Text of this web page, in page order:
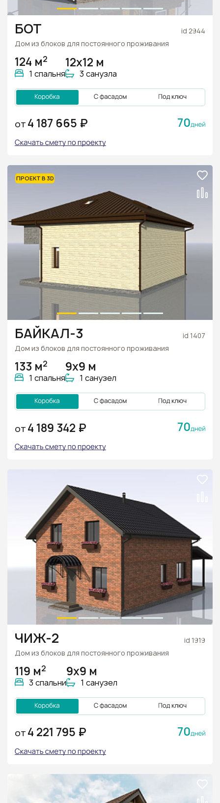
БОТ id 2944
Дом из блоков для постоянного проживания
124 м2
1 спальня
12х12 м
3 санузла
ОТ 4 187 665 ₽ 70
БАЙКАЛ-3 id 1407
Дом из блоков для постоянного проживания
133 м2
1 спальня
9х9 м
1 санузел
ОТ 4 189 342 ₽ 70
ПРОЕКТ В 3D
ЧИЖ-2 id 1919
Дом из блоков для постоянного проживания
119 м2
3 спальни
9х9 м
1 санузел
ОТ 4 221 795 ₽ 70